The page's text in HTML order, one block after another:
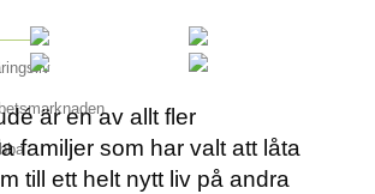
är en av allt fler
familjer som har valt att låta
till ett helt nytt liv på andra